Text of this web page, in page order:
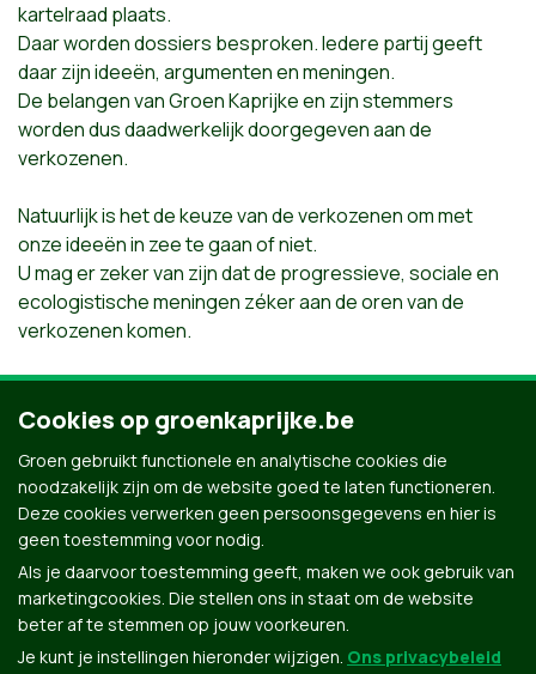
kartelraad plaats.
Daar worden dossiers besproken. Iedere partij geeft
daar zijn ideeën, argumenten en meningen.
De belangen van Groen Kaprijke en zijn stemmers
worden dus daadwerkelijk doorgegeven aan de
verkozenen.
Natuurlijk is het de keuze van de verkozenen om met
onze ideeën in zee te gaan of niet.
U mag er zeker van zijn dat de progressieve, sociale en
ecologistische meningen zéker aan de oren van de
verkozenen komen.
De personen met een zetel in de raad van Het Kartel KLB
zijn: Lynsey Steyaert, Jasper Tack, Wim t'Felt en
De voorzitter van de raad van Het Kartel KLB is Guido
Steenkiste, oprichter en huidig secretaris van Groen
Kaprijke.
Cookies op groenkaprijke.be
Groen gebruikt functionele en analytische cookies die
noodzakelijk zijn om de website goed te laten functioneren.
Deze cookies verwerken geen persoonsgegevens en hier is
geen toestemming voor nodig.
Als je daarvoor toestemming geeft, maken we ook gebruik van
marketingcookies. Die stellen ons in staat om de website
beter af te stemmen op jouw voorkeuren.
Je kunt je instellingen hieronder wijzigen. Ons privacybeleid